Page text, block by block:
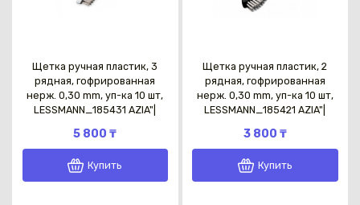
Щетка ручная пластик, 3
рядная, гофрированная
нерж. 0,30 mm, уп-ка 10 шт,
LESSMANN_185431 AZIA"|
5 800 ₸
Купить
Щетка ручная пластик, 2
рядная, гофрированная
нерж. 0,30 mm, уп-ка 10 шт,
LESSMANN_185421 AZIA"|
3 800 ₸
Купить